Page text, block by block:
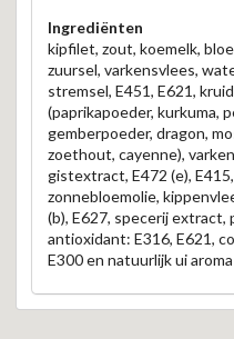
Ingrediënten
kipfilet, zout, koemelk,
zuursel, varkensvlees,
stremsel, E451, E621,
(paprikapoeder, kurkuma,
gemberpoeder, dragon,
zoethout, cayenne),
gistextract, E472 (e),
zonnebloemolie,
(b), E627, specerij extract,
antioxidant: E316, E621,
E300 en natuurlijk ui aroma